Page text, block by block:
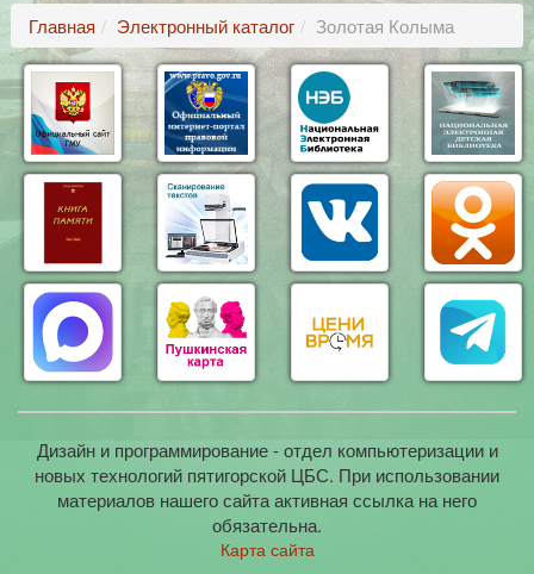
Главная Электронный каталог Золотая Колыма
Дизайн и программирование - отдел компьютеризации и
новых технологий пятигорской ЦБС. При использовании
материалов нашего сайта активная ссылка на него
обязательна.
Карта сайта